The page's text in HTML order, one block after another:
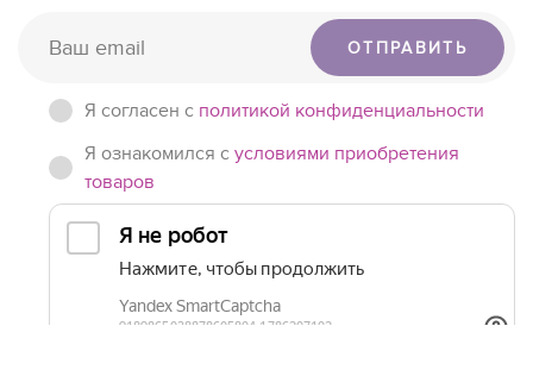
ОТПРАВИТЬ
Я согласен c политикой конфиденциальности
Я ознакомился с условиями приобретения
товаров